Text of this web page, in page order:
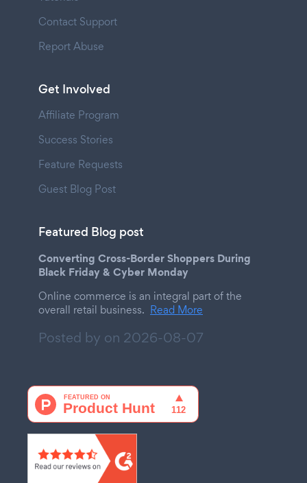
Contact Support
Report Abuse
Get Involved
Affiliate Program
Success Stories
Feature Requests
Guest Blog Post
Featured Blog post
Converting Cross-Border Shoppers During
Black Friday & Cyber Monday
Online commerce is an integral part of the
overall retail business. Read More
Posted by on 2026-08-07